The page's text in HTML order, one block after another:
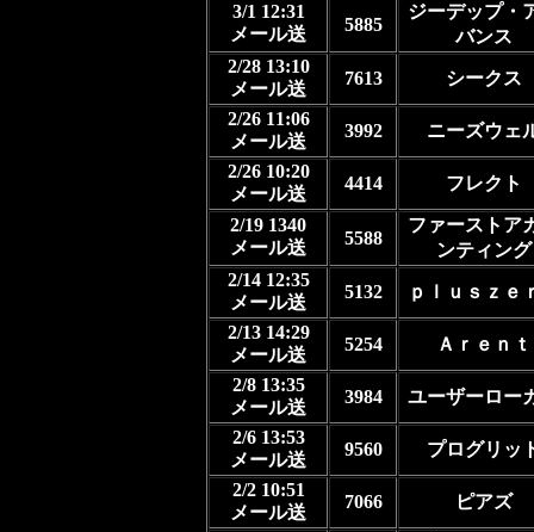
3/1 12:31
メール送
5885
ジーデップ・
バンス
2/28 13:10
メール送
7613
シークス
2/26 11:06
メール送
3992
ニーズウェ
2/26 10:20
メール送
4414 フレクト
2/19 1340
メール送
5588
ファーストア
ンティング
2/14 12:35
メール送
5132
ｐｌｕｓｚｅ
2/13 14:29
メール送
5254
Ａｒｅｎｔ
2/8 13:35
メール送
3984
ユーザーロー
2/6 13:53
メール送
9560
プログリッ
2/2 10:51
メール送
7066 ピアズ